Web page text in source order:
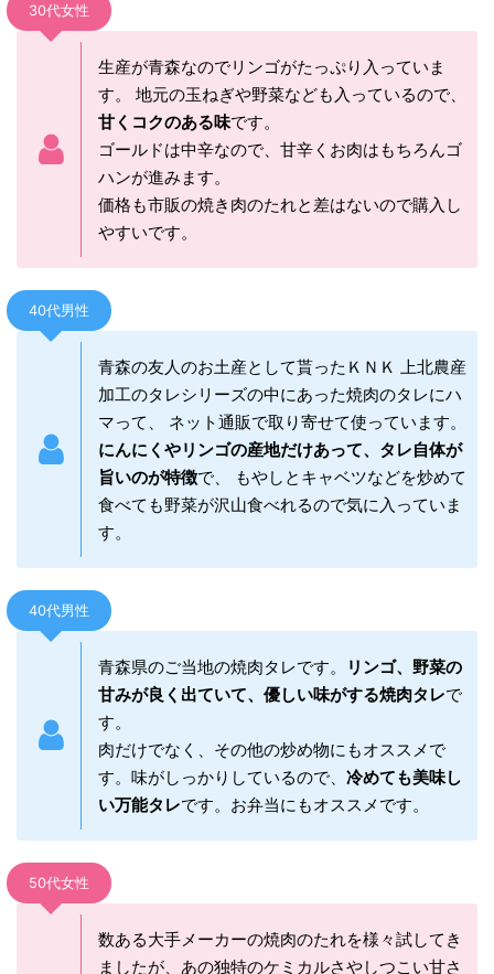
30代女性
生産が青森なのでリンゴがたっぷり入っていま
す。 地元の玉ねぎや野菜なども入っているので、
甘くコクのある味です。
ゴールドは中辛なので、甘辛くお肉はもちろんゴ
ハンが進みます。
価格も市販の焼き肉のたれと差はないので購入し
やすいです。
40代男性
青森の友人のお土産として貰ったＫＮＫ 上北農産
加工のタレシリーズの中にあった焼肉のタレにハ
マって、 ネット通販で取り寄せて使っています。
にんにくやリンゴの産地だけあって、タレ自体が
旨いのが特徴で、 もやしとキャベツなどを炒めて
食べても野菜が沢山食べれるので気に入っていま
す。
40代男性
青森県のご当地の焼肉タレです。
リンゴ、野菜の
甘みが良く出ていて、優しい味がする焼肉タレで
す。
肉だけでなく、その他の炒め物にもオススメで
す。味がしっかりしているので、 冷めても美味し
い万能タレです。お弁当にもオススメです。
50代女性
数ある大手メーカーの焼肉のたれを様々試してき
ましたが、あの独特のケミカルさやしつこい甘さ